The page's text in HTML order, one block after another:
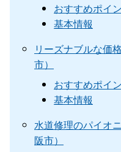
おすすめポイ
基本情報
リーズナブルな価
市）
おすすめポイ
基本情報
水道修理のパイオ
阪市）